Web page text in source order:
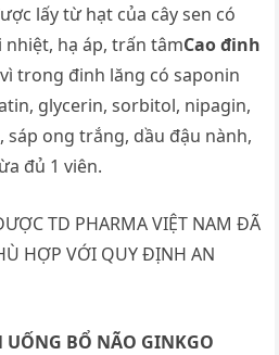
lấy từ hạt của cây sen có
hạ áp, trấn tâmCao đinh
trong đinh lăng có saponin
glycerin, sorbitol, nipagin,
sáp ong trắng, dầu đậu nành,
đủ 1 viên.
TD PHARMA VIỆT NAM ĐÃ
HỢP VỚI QUY ĐỊNH AN
UỐNG BỔ NÃO GINKGO